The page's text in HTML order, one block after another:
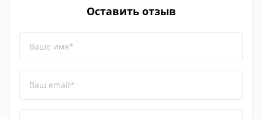
Оставить отзыв
Ваше имя*
Ваш email*